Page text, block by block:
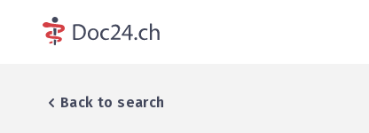
Back to search